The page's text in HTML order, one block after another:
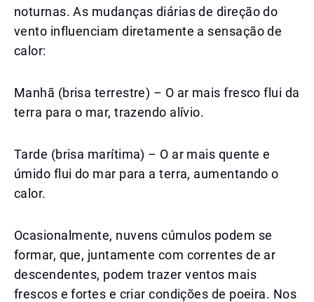
noturnas. As mudanças diárias de direção do
vento influenciam diretamente a sensação de
calor:
Manhã (brisa terrestre) – O ar mais fresco flui da
terra para o mar, trazendo alívio.
Tarde (brisa marítima) – O ar mais quente e
úmido flui do mar para a terra, aumentando o
calor.
Ocasionalmente, nuvens cúmulos podem se
formar, que, juntamente com correntes de ar
descendentes, podem trazer ventos mais
frescos e fortes e criar condições de poeira. Nos